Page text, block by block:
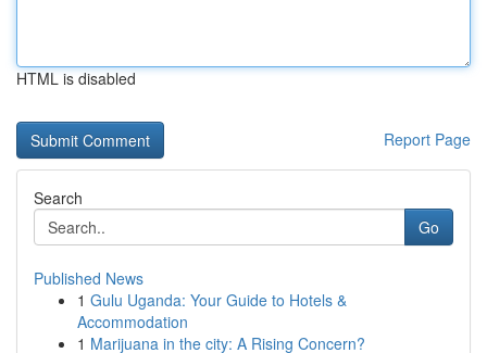
HTML is disabled
Report Page
Search
Go
Published News
1 Gulu Uganda: Your Guide to Hotels &
Accommodation
1 Marijuana in the city: A Rising Concern?